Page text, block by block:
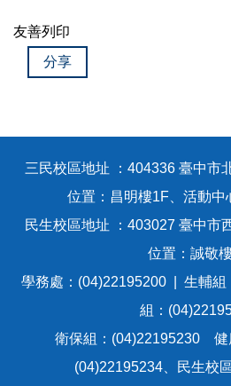
友善列印
分享
三民校區地址 ：404336 臺中
位置：昌明樓1F、活動中
民生校區地址 ：403027 臺中
位置：誠敬
學務處：(04)22195200 | 生輔
組：
衛保組：(04)22195230 健
(04)22195234、民生校